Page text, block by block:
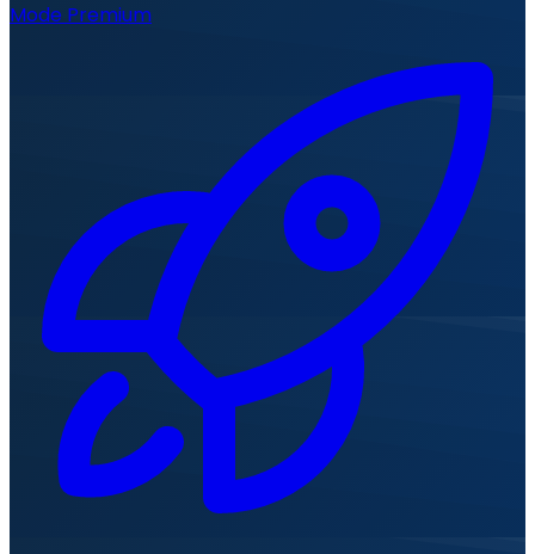
Mode Premium